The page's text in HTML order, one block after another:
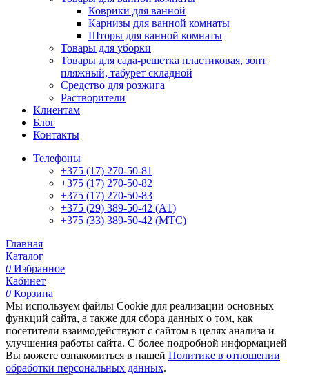
Коврики для ванной
Карнизы для ванной комнаты
Шторы для ванной комнаты
Товары для уборки
Товары для сада-решетка пластиковая, зонт
пляжный, табурет складной
Средство для розжига
Растворители
Клиентам
Блог
Контакты
Телефоны
+375 (17) 270-50-81
+375 (17) 270-50-82
+375 (17) 270-50-83
+375 (29) 389-50-42 (А1)
+375 (33) 389-50-42 (МТС)
Главная
Каталог
0 Избранное
Кабинет
0 Корзина
Мы используем файлы Cookie для реализации основных
функций сайта, а также для сбора данных о том, как
посетители взаимодействуют с сайтом в целях анализа и
улучшения работы сайта. С более подробной информацией
Вы можете ознакомиться в нашей Политике в отношении
обработки персональных данных.